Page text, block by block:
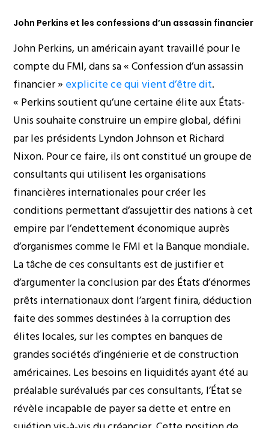
John Perkins et les confessions d’un assassin financier
John Perkins, un américain ayant travaillé pour le
compte du FMI, dans sa « Confession d’un assassin
financier » explicite ce qui vient d’être dit.
« Perkins soutient qu’une certaine élite aux États-
Unis souhaite construire un empire global, défini
par les présidents Lyndon Johnson et Richard
Nixon. Pour ce faire, ils ont constitué un groupe de
consultants qui utilisent les organisations
financières internationales pour créer les
conditions permettant d’assujettir des nations à cet
empire par l’endettement économique auprès
d’organismes comme le FMI et la Banque mondiale.
La tâche de ces consultants est de justifier et
d’argumenter la conclusion par des États d’énormes
prêts internationaux dont l’argent finira, déduction
faite des sommes destinées à la corruption des
élites locales, sur les comptes en banques de
grandes sociétés d’ingénierie et de construction
américaines. Les besoins en liquidités ayant été au
préalable surévalués par ces consultants, l’État se
révèle incapable de payer sa dette et entre en